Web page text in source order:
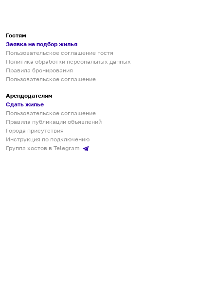
Гостям
Заявка на подбор жилья
Пользовательское соглашение гостя
Политика обработки персональных данных
Правила бронирования
Пользовательское соглашение
Арендодателям
Сдать жилье
Пользовательское соглашение
Правила публикации объявлений
Города присутствия
Инструкция по подключению
Группа хостов в Telegram